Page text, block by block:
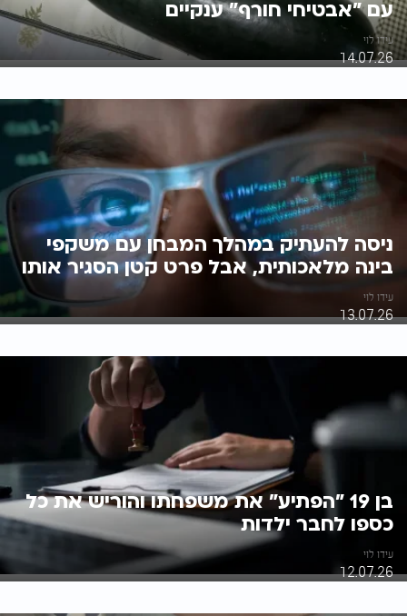
עם "אבטיחי חורף" ענקיים
עידו לוי
14.07.26
ניסה להעתיק במהלך המבחן עם משקפי
בינה מלאכותית, אבל פרט קטן הסגיר אותו
עידו לוי
13.07.26
בן 19 "הפתיע" את משפחתו והוריש את כל
כספו לחבר ילדות
עידו לוי
12.07.26